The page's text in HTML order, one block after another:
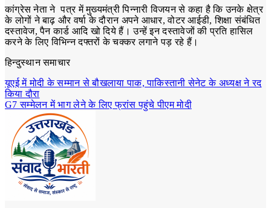
कांग्रेस नेता ने पत्र में मुख्यमंत्री पिन्नारी विजयन से कहा है कि उनके क्षेत्र
के लोगों ने बाढ़ और वर्षा के दौरान अपने आधार, वोटर आईडी, शिक्षा संबंधित
दस्तावेज, पैन कार्ड आदि खो दिये हैं। उन्हें इन दस्तावेजों की प्रति हासिल
करने के लिए विभिन्न दफ्तरों के चक्कर लगाने पड़ रहे हैं।
हिन्दुस्थान समाचार
Post
navigation
यूएई में मोदी के सम्मान से बौखलाया पाक, पाकिस्तानी सेनेट के अध्यक्ष ने रद
किया दौरा
G7 सम्मेलन में भाग लेने के लिए फ्रांस पहुंचे पीएम मोदी